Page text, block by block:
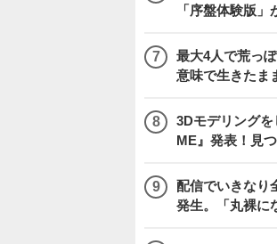
「序盤体験版
最大4人で荒っ
意味で生きたま
3Dモデリング
ME』発表！見
配信でいきなり
発生。「丸裸に